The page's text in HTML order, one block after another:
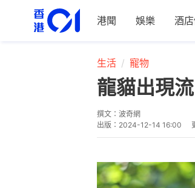
港聞 娛樂 酒
生活 寵物
龍貓出現
撰文： 波奇網
出版： 2024-12-14 16:00